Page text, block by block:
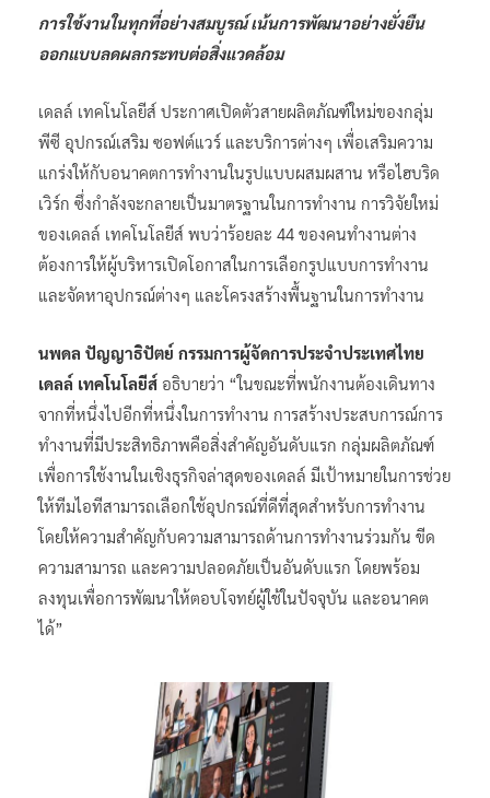
การใช้งานในทุกที่อย่างสมบูรณ์ เน้นการพัฒนาอย่างยั่งยืน
ออกแบบลดผลกระทบต่อสิ่งแวดล้อม
เดลล์ เทคโนโลยีส์ ประกาศเปิดตัวสายผลิตภัณฑ์ใหม่ของกลุ่ม
พีซี อุปกรณ์เสริม ซอฟต์แวร์ และบริการต่างๆ เพื่อเสริมความ
แกร่งให้กับอนาคตการทำงานในรูปแบบผสมผสาน หรือไฮบริด
เวิร์ก ซึ่งกำลังจะกลายเป็นมาตรฐานในการทำงาน การวิจัยใหม่
ของเดลล์ เทคโนโลยีส์ พบว่าร้อยละ 44 ของคนทำงานต่าง
ต้องการให้ผู้บริหารเปิดโอกาสในการเลือกรูปแบบการทำงาน
และจัดหาอุปกรณ์ต่างๆ และโครงสร้างพื้นฐานในการทำงาน
นพดล ปัญญาธิปัตย์ กรรมการผู้จัดการประจำประเทศไทย
เดลล์ เทคโนโลยีส์ อธิบายว่า “ในขณะที่พนักงานต้องเดินทาง
จากที่หนึ่งไปอีกที่หนึ่งในการทำงาน การสร้างประสบการณ์การ
ทำงานที่มีประสิทธิภาพคือสิ่งสำคัญอันดับแรก กลุ่มผลิตภัณฑ์
เพื่อการใช้งานในเชิงธุรกิจล่าสุดของเดลล์ มีเป้าหมายในการช่วย
ให้ทีมไอทีสามารถเลือกใช้อุปกรณ์ที่ดีที่สุดสำหรับการทำงาน
โดยให้ความสำคัญกับความสามารถด้านการทำงานร่วมกัน ขีด
ความสามารถ และความปลอดภัยเป็นอันดับแรก โดยพร้อม
ลงทุนเพื่อการพัฒนาให้ตอบโจทย์ผู้ใช้ในปัจจุบัน และอนาคต
ได้”